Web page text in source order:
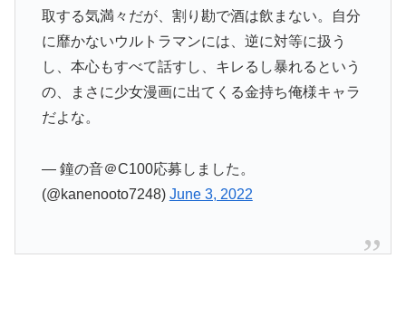
取する気満々だが、割り勘で酒は飲まない。自分
に靡かないウルトラマンには、逆に対等に扱う
し、本心もすべて話すし、キレるし暴れるという
の、まさに少女漫画に出てくる金持ち俺様キャラ
だよな。
— 鐘の音＠C100応募しました。
(@kanenooto7248) June 3, 2022